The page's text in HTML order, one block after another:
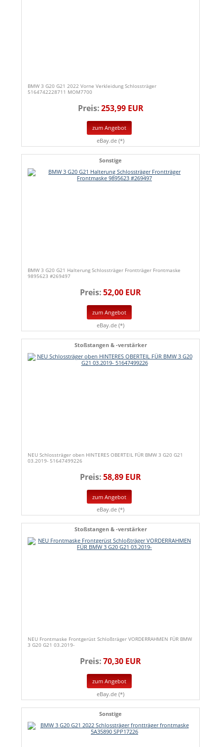
BMW 3 G20 G21 2022 Vorne Verkleidung Schlossträger
5164742228711 MOM7700
Preis:253,99 EUR
zum Angebot
eBay.de (*)
Sonstige
BMW 3 G20 G21 Halterung Schlossträger Frontträger Frontmaske
9895623 #269497
Preis:52,00 EUR
zum Angebot
eBay.de (*)
Stoßstangen & -verstärker
NEU Schlossträger oben HINTERES OBERTEIL FÜR BMW 3 G20 G21
03.2019- 51647499226
Preis:58,89 EUR
zum Angebot
eBay.de (*)
Stoßstangen & -verstärker
NEU Frontmaske Frontgerüst Schloßträger VORDERRAHMEN FÜR BMW
3 G20 G21 03.2019-
Preis:70,30 EUR
zum Angebot
eBay.de (*)
Sonstige